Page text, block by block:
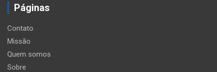
Páginas
Contato
Missão
Quem somos
Sobre